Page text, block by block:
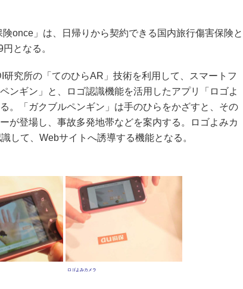
once」は、日帰りから契約できる国内旅行傷害保険と
となる。
究所の「てのひらAR」技術を利用して、スマートフ
ンギン」と、ロゴ認識機能を活用したアプリ「ロゴよ
。「ガクブルペンギン」は手のひらをかざすと、その
が登場し、事故多発地帯などを案内する。ロゴよみカ
して、Webサイトへ誘導する機能となる。
ロゴよみカメラ